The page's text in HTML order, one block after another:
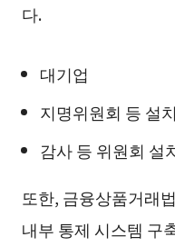
다.
대기업
지명위원회 등 설
감사 등 위원회 설
또한, 금융상품거래
내부 통제 시스템 구